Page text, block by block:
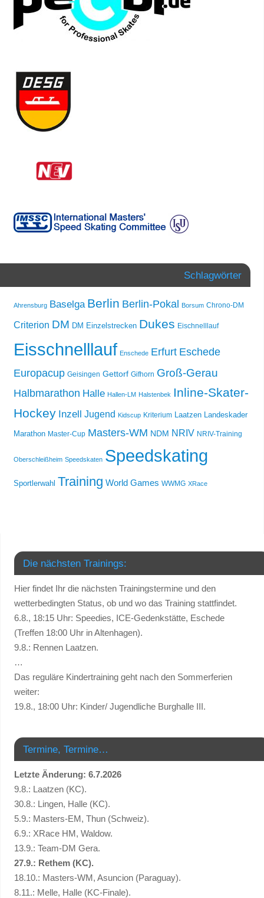
Schlagwörter
Ahrensburg Baselga Berlin Berlin-Pokal Borsum Chrono-DM
Criterion DM DM Einzelstrecken Dukes Eischnelllauf
Eisschnelllauf Enschede Erfurt Eschede
Europacup Geisingen Gettorf Gifhorn Groß-Gerau
Halbmarathon Halle Hallen-LM Halstenbek Inline-Skater-
Hockey Inzell Jugend Kidscup Kriterium Laatzen Landeskader
Marathon Master-Cup Masters-WM NDM NRIV NRIV-Training
Oberschleißheim Speedskaten Speedskating
Sportlerwahl Training World Games WWMG XRace
Die nächsten Trainings:
Hier findet Ihr die nächsten Trainingstermine und den
wetterbedingten Status, ob und wo das Training stattfindet.
6.8., 18:15 Uhr: Speedies, ICE-Gedenkstätte, Eschede
(Treffen 18:00 Uhr in Altenhagen).
9.8.: Rennen Laatzen.
…
Das reguläre Kindertraining geht nach den Sommerferien
weiter:
19.8., 18:00 Uhr: Kinder/ Jugendliche Burghalle III.
Termine, Termine…
Letzte Änderung: 6.7.2026
9.8.: Laatzen (KC).
30.8.: Lingen, Halle (KC).
5.9.: Masters-EM, Thun (Schweiz).
6.9.: XRace HM, Waldow.
13.9.: Team-DM Gera.
27.9.: Rethem (KC).
18.10.: Masters-WM, Asuncion (Paraguay).
8.11.: Melle, Halle (KC-Finale).